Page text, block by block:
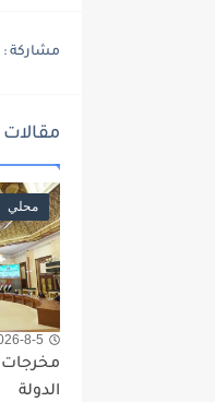
محلي
2026-8-5
مخرجات
الدولة